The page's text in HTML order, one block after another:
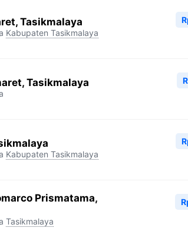
Tasikmalaya
Kabupaten Tasikmalaya
Tasikmalaya
Kabupaten Tasikmalaya
Prismatama,
Tasikmalaya